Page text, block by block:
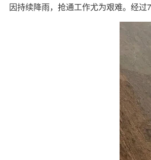
因持续降雨，抢通工作尤为艰难。经过